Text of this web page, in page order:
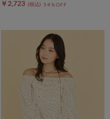
￥2,723 54％OFF